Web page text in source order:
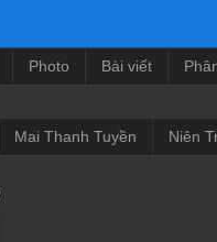
Photo Bài viết
Mai Thanh Tuyền Niên